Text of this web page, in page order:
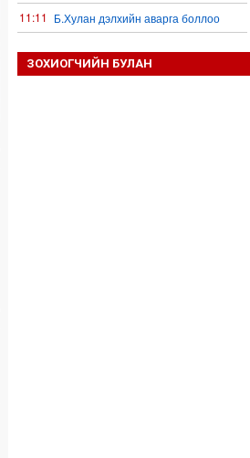
11:11 Б.Хулан дэлхийн аварга боллоо
хурлын уялдаа нь Риогийн гурван
ЗОХИОГЧИЙН БУЛАН